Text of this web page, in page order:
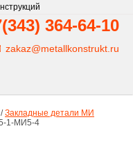
364-64-10
zakaz@metallkonstrukt.ru
/ Закладные детали МИ
1-МИ5-4